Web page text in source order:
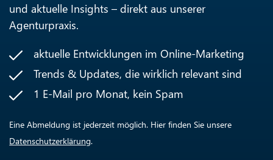
und aktuelle Insights – direkt aus unserer
Agenturpraxis.
aktuelle Entwicklungen im Online-Marketing
Trends & Updates, die wirklich relevant sind
1 E-Mail pro Monat, kein Spam
Eine Abmeldung ist jederzeit möglich. Hier finden Sie unsere
Datenschutzerklärung.